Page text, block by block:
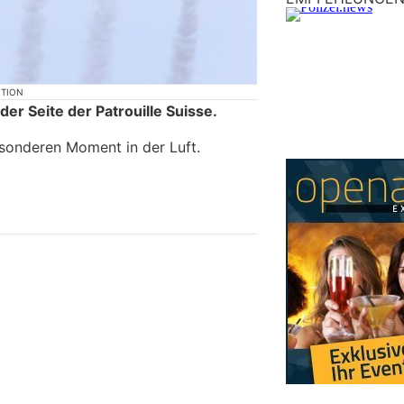
Seite der Patrouille Suisse.
Moment in der Luft.